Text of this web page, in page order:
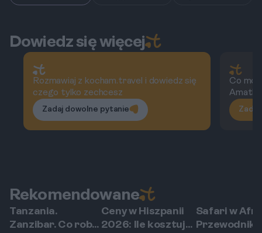
Dowiedz się więcej
Rozmawiaj z kocham.travel i dowiedz się
czego tylko zechcesz
Zadaj dowolne pytanie
Co
Rekomendowane
Paje
Tanzania.
Zanzibar. Co robić
Hiszpania
Ceny w Hiszpanii
2026: Ile kosztują
Afryka
Safari w
Przewodnik